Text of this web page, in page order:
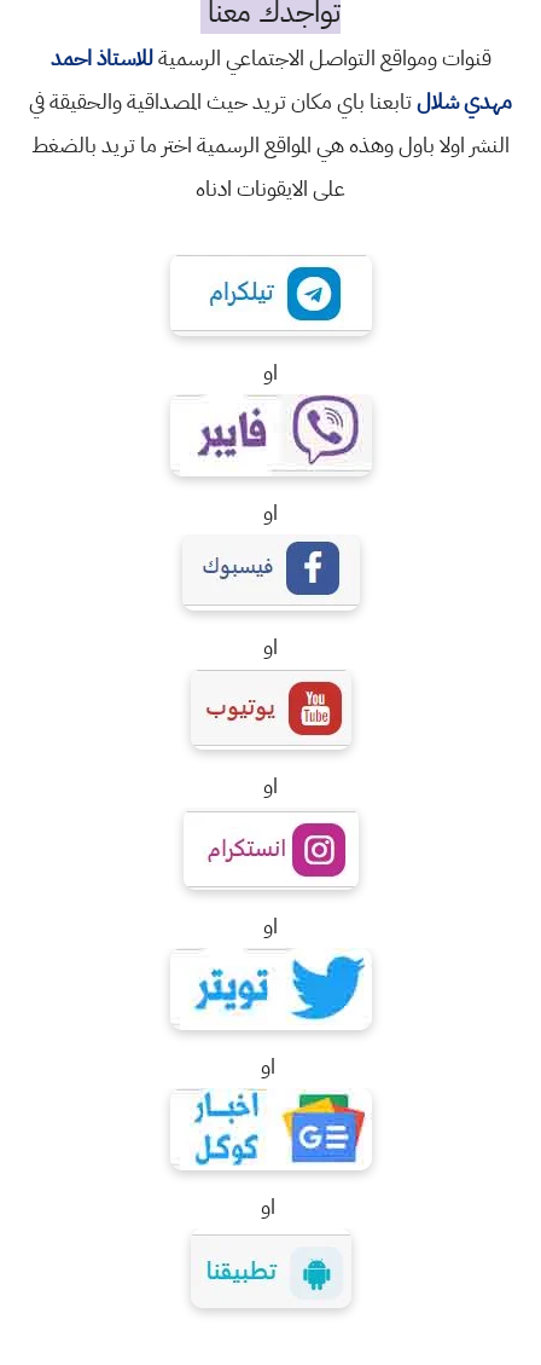
تواجدك معنا
قنوات ومواقع التواصل الاجتماعي الرسميةللاستاذ احمد
مهدي شلالتابعنا باي مكان تريد حيث المصداقية والحقيقة في
النشر اولا باول وهذه هي المواقع الرسمية اختر ما تريد بالضغط
على الايقونات ادناه
او
او
او
او
او
او
او